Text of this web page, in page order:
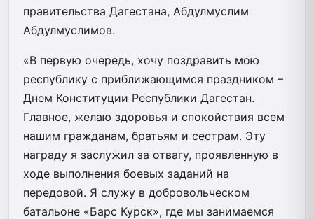
правительства Дагестана, Абдулмуслим
Абдулмуслимов.
«В первую очередь, хочу поздравить мою
республику с приближающимся праздником –
Днем Конституции Республики Дагестан.
Главное, желаю здоровья и спокойствия всем
нашим гражданам, братьям и сестрам. Эту
награду я заслужил за отвагу, проявленную в
ходе выполнения боевых заданий на
передовой. Я служу в добровольческом
батальоне «Барс Курск», где мы занимаемся